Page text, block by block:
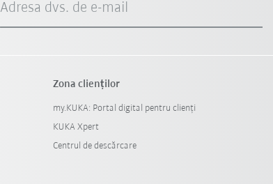
Adresa dvs. de e-mail
Zona clienților
my.KUKA: Portal digital pentru clienți
KUKA Xpert
Centrul de descărcare